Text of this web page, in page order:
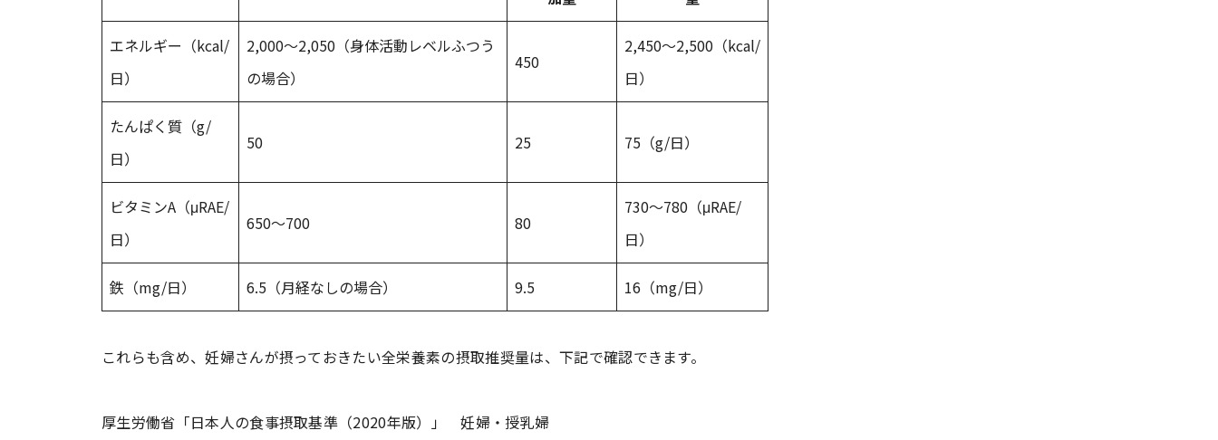
エネルギー（kcal/
日）
2,000～2,050（身体活動レベルふつう
の場合）
450
2,450～2,500（kcal/
日）
たんぱく質（g/
日）
50 25 75（g/日）
ビタミンA（μRAE/
日）
650～700 80
730～780（μRAE/
日）
鉄（mg/日） 6.5（月経なしの場合） 9.5 16（mg/日）
これらも含め、妊婦さんが摂っておきたい全栄養素の摂取推奨量は、下記で確認できます。
厚生労働省「日本人の食事摂取基準（2020年版）」 妊婦・授乳婦